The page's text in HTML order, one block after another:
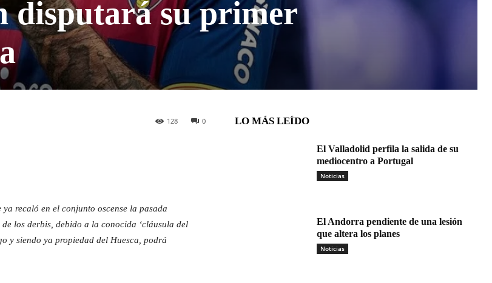
disputará su primer
0
128
recaló en el conjunto oscense la pasada
los derbis, debido a la conocida ‘cláusula del
y siendo ya propiedad del Huesca, podrá
LO MÁS LEÍDO
El Valladolid perfila la salida de su
mediocentro a Portugal
Noticias
El Andorra pendiente de una lesión
que altera los planes
Noticias